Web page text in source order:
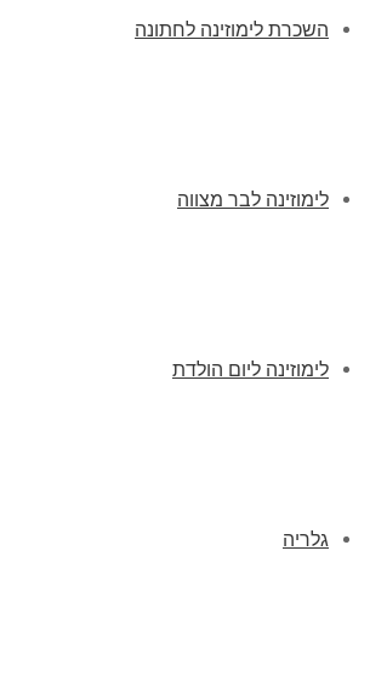
השכרת לימוזינה לחתונה
לימוזינה לבר מצווה
לימוזינה ליום הולדת
גלריה